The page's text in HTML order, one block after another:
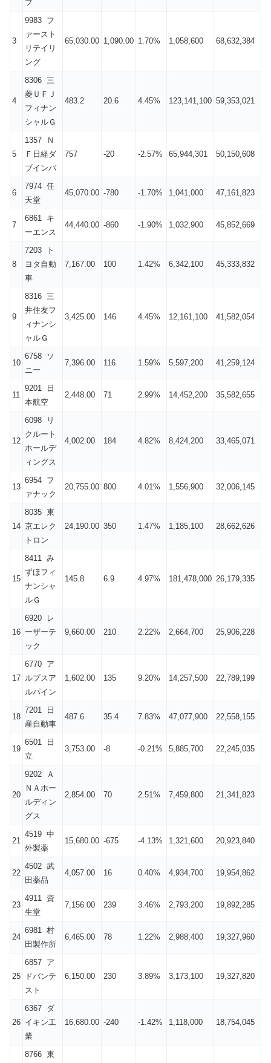
プ
3
9983 フ
ァースト
リテイリ
ング
65,030.00 1,090.00 1.70% 1,058,600 68,632,384
4
8306 三
菱ＵＦＪ
フィナン
シャルＧ
483.2 20.6 4.45% 123,141,100 59,353,021
5
1357 Ｎ
Ｆ日経ダ
ブインバ
757 -20 -2.57% 65,944,301 50,150,608
6
7974 任
天堂
45,070.00 -780 -1.70% 1,041,000 47,161,823
7
6861 キ
ーエンス
44,440.00 -860 -1.90% 1,032,900 45,852,669
8
7203 ト
ヨタ自動
車
7,167.00 100 1.42% 6,342,100 45,333,832
9
8316 三
井住友フ
ィナンシ
ャルＧ
3,425.00 146 4.45% 12,161,100 41,582,054
10
6758 ソ
ニー
7,396.00 116 1.59% 5,597,200 41,259,124
11
9201 日
本航空
2,448.00 71 2.99% 14,452,200 35,582,655
12
6098 リ
クルート
ホールデ
ィングス
4,002.00 184 4.82% 8,424,200 33,465,071
13
6954 フ
ァナック
20,755.00 800 4.01% 1,556,900 32,006,145
14
8035 東
京エレク
トロン
24,190.00 350 1.47% 1,185,100 28,662,626
15
8411 み
ずほフィ
ナンシャ
ルＧ
145.8 6.9 4.97% 181,478,000 26,179,335
16
6920 レ
ーザーテ
ック
9,660.00 210 2.22% 2,664,700 25,906,228
17
6770 ア
ルプスア
ルパイン
1,602.00 135 9.20% 14,257,500 22,789,199
18
7201 日
産自動車
487.6 35.4 7.83% 47,077,900 22,558,155
19
6501 日
立
3,753.00 -8 -0.21% 5,885,700 22,245,035
20
9202 Ａ
ＮＡホー
ルディン
グス
2,854.00 70 2.51% 7,459,800 21,341,823
21
4519 中
外製薬
15,680.00 -675 -4.13% 1,321,600 20,923,840
22
4502 武
田薬品
4,057.00 16 0.40% 4,934,700 19,954,862
23
4911 資
生堂
7,156.00 239 3.46% 2,793,200 19,892,285
24
6981 村
田製作所
6,465.00 78 1.22% 2,988,400 19,327,960
25
6857 ア
ドバンテ
スト
6,150.00 230 3.89% 3,173,100 19,327,820
26
6367 ダ
イキン工
業
16,680.00 -240 -1.42% 1,118,000 18,754,045
8766 東